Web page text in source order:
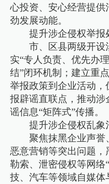
心投资、安心经营提
劲发展动能。
提升涉企侵权举报
市、区县两级开设
实“专人负责、优先办
结”闭环机制；建立重
举报政策到企业活动
报辟谣直联点，推动涉
谣信息“矩阵式”传播。
提升涉企侵权乱象
聚焦抹黑企业声誉
恶意营销等突出问题
勒索、泄密侵权等网络
技、汽车等领域自媒